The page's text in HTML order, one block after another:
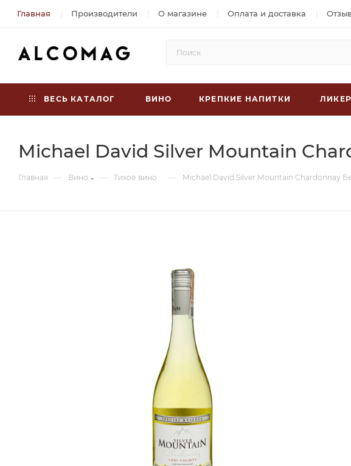
Главная Производители О магазине Оплата и доставка
ВЕСЬ КАТАЛОГ ВИНО КРЕПКИЕ НАПИТКИ
Michael David Silver Mountain
Главная — Вино — Тихое вино — Michael David Silver Mountain Chardonnay